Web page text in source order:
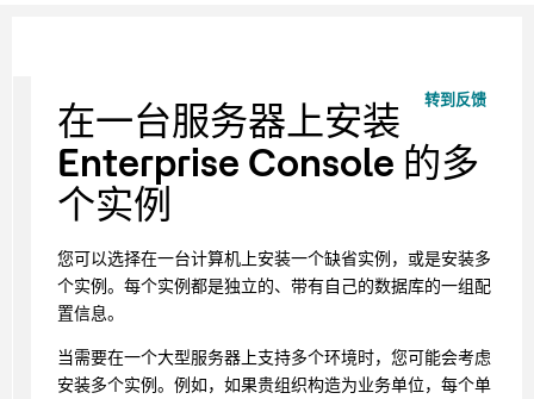
转到反馈
在一台服务器上安装
Enterprise Console 的多
个实例
您可以选择在一台计算机上安装一个缺省实例，或是安装多
个实例。每个实例都是独立的、带有自己的数据库的一组配
置信息。
当需要在一个大型服务器上支持多个环境时，您可能会考虑
安装多个实例。例如，如果贵组织构造为业务单位，每个单